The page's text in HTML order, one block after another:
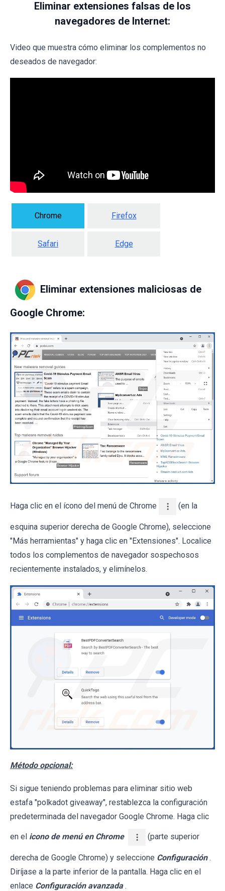
Eliminar extensiones falsas de los
navegadores de Internet:
Video que muestra cómo eliminar los complementos no
deseados de navegador:
Chrome Firefox
Safari Edge
Eliminar extensiones maliciosas de
Google Chrome:
Haga clic en el ícono del menú de Chrome (en la
esquina superior derecha de Google Chrome), seleccione
"Más herramientas" y haga clic en "Extensiones". Localice
todos los complementos de navegador sospechosos
recientemente instalados, y elimínelos.
Método opcional:
Si sigue teniendo problemas para eliminar sitio web
estafa "polkadot giveaway", restablezca la configuración
predeterminada del navegador Google Chrome. Haga clic
en el icono de menú en Chrome (parte superior
derecha de Google Chrome) y seleccione Configuración .
Diríjase a la parte inferior de la pantalla. Haga clic en el
enlace Configuración avanzada .